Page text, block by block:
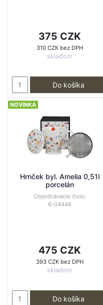
375 CZK
310 CZK bez DPH
skladom
Do košíka
NOVINKA
Hrnček byl. Amelia 0,51l
porcelán
Objednávacie číslo:
6-04446
475 CZK
393 CZK bez DPH
skladom
Do košíka